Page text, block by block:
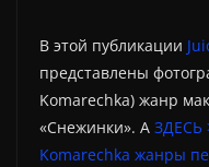
В этой публикации
представлены
Komarechka) жанр
«Снежинки». А ЗДЕСЬ
Komarechka жанры